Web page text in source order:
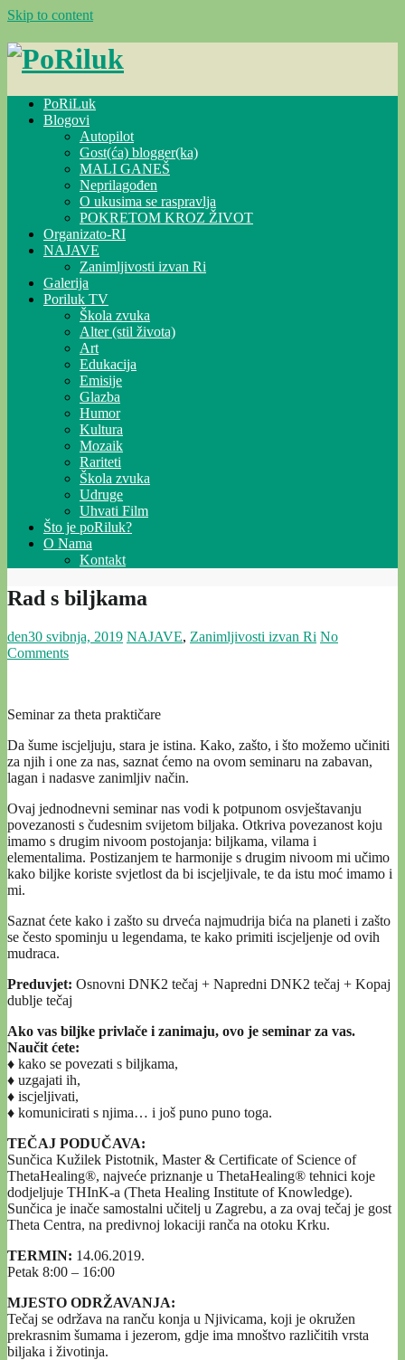
Skip to content
PoRiLuk
Blogovi
Autopilot
Gost(ća) blogger(ka)
MALI GANEŠ
Neprilagođen
O ukusima se raspravlja
POKRETOM KROZ ŽIVOT
Organizato-RI
NAJAVE
Zanimljivosti izvan Ri
Galerija
Poriluk TV
Škola zvuka
Alter (stil života)
Art
Edukacija
Emisije
Glazba
Humor
Kultura
Mozaik
Rariteti
Škola zvuka
Udruge
Uhvati Film
Što je poRiluk?
O Nama
Kontakt
Rad s biljkama
den30 svibnja, 2019 NAJAVE, Zanimljivosti izvan Ri No
Comments
Seminar za theta praktičare
Da šume iscjeljuju, stara je istina. Kako, zašto, i što možemo učiniti
za njih i one za nas, saznat ćemo na ovom seminaru na zabavan,
lagan i nadasve zanimljiv način.
Ovaj jednodnevni seminar nas vodi k potpunom osvještavanju
povezanosti s čudesnim svijetom biljaka. Otkriva povezanost koju
imamo s drugim nivoom postojanja: biljkama, vilama i
elementalima. Postizanjem te harmonije s drugim nivoom mi učimo
kako biljke koriste svjetlost da bi iscjeljivale, te da istu moć imamo i
mi.
Saznat ćete kako i zašto su drveća najmudrija bića na planeti i zašto
se često spominju u legendama, te kako primiti iscjeljenje od ovih
mudraca.
Preduvjet: Osnovni DNK2 tečaj + Napredni DNK2 tečaj + Kopaj
dublje tečaj
Ako vas biljke privlače i zanimaju, ovo je seminar za vas.
Naučit ćete:
♦ kako se povezati s biljkama,
♦ uzgajati ih,
♦ iscjeljivati,
♦ komunicirati s njima… i još puno puno toga.
TEČAJ PODUČAVA:
Sunčica Kužilek Pistotnik, Master & Certificate of Science of
ThetaHealing®, najveće priznanje u ThetaHealing® tehnici koje
dodjeljuje THInK-a (Theta Healing Institute of Knowledge).
Sunčica je inače samostalni učitelj u Zagrebu, a za ovaj tečaj je gost
Theta Centra, na predivnoj lokaciji ranča na otoku Krku.
TERMIN: 14.06.2019.
Petak 8:00 – 16:00
MJESTO ODRŽAVANJA:
Tečaj se održava na ranču konja u Njivicama, koji je okružen
prekrasnim šumama i jezerom, gdje ima mnoštvo različitih vrsta
biljaka i životinja.